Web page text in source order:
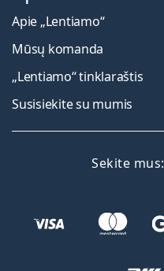
Apie „Lentiamo“
Mūsų komanda
„Lentiamo“ tinklaraštis
Susisiekite su mumis
Sekite mus: